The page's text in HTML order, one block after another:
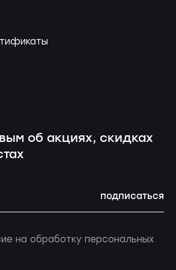
об акциях, скидках
подписаться
на обработку персональных